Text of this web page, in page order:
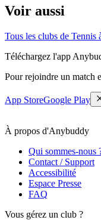
Voir aussi
Tous les clubs de Tennis
Téléchargez l'app
Pour rejoindre un match
App StoreGoogle Play
À propos d'Anybuddy
Qui sommes-nous
Contact / Support
Accessibilité
Espace Presse
FAQ
Vous gérez un club ?